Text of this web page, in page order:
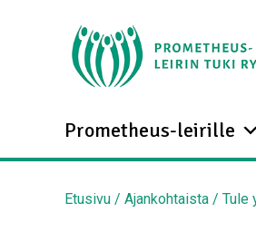
Prometheus-leirille
Etusivu / Ajankohtaista / Tule